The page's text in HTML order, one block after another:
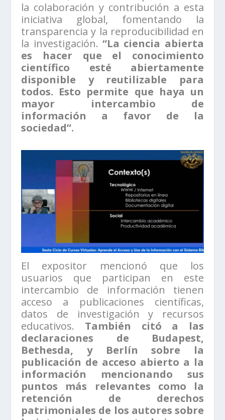
la colaboración y contribución a esta
iniciativa global, fomentando la
transparencia y la reproducibilidad en
la investigación. “La ciencia abierta
es hacer que el conocimiento
científico esté abiertamente
disponible y reutilizable para
todos. Esto permite que haya un
mayor intercambio de
información a favor de la
sociedad”.
El expositor mencionó que los
usuarios que participan en este
intercambio de información tienen
acceso a publicaciones científicas,
datos de investigación y recursos
educativos. También citó a las
declaraciones de Budapest,
Bethesda, y Berlín sobre la
publicación de acceso abierto a la
información mencionando sus
puntos más relevantes como la
retención de derechos
patrimoniales de los autores sobre